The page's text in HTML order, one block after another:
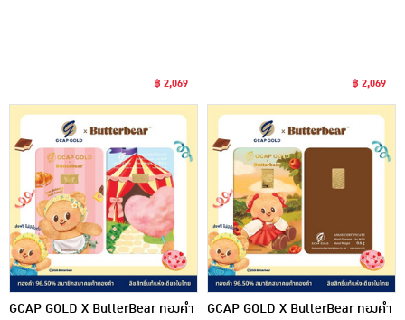
฿ 2,069 ฿ 2,069
GCAP GOLD X ButterBear ทองคำ
GCAP GOLD X ButterBear ทองคำ